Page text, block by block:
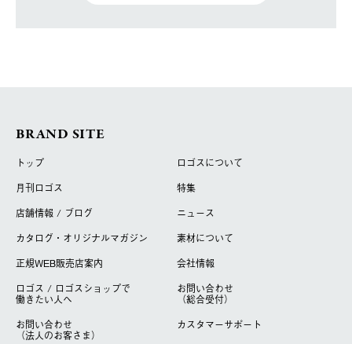
BRAND SITE
トップ
ロゴスについて
月刊ロゴス
特集
店舗情報 / ブログ
ニュース
カタログ・オリジナルマガジン
素材について
正規WEB販売店案内
会社情報
ロゴス / ロゴスショップで
働きたい人へ
お問い合わせ
（総合受付）
お問い合わせ
（法人のお客さま）
カスタマーサポート